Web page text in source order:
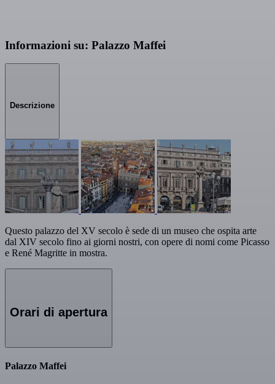
Informazioni su: Palazzo Maffei
Descrizione
Questo palazzo del XV secolo è sede di un museo che ospita arte
dal XIV secolo fino ai giorni nostri, con opere di nomi come Picasso
e René Magritte in mostra.
Orari di apertura
Palazzo Maffei